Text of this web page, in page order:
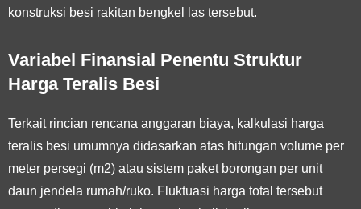
konstruksi besi rakitan bengkel las tersebut.
Variabel Finansial Penentu Struktur
Harga Teralis Besi
Terkait rincian rencana anggaran biaya, kalkulasi harga
teralis besi umumnya didasarkan atas hitungan volume per
meter persegi (m2) atau sistem paket borongan per unit
daun jendela rumah/ruko. Fluktuasi harga total tersebut